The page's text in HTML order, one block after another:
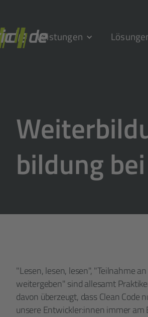
Leistungen
bildung
"Lesen, lesen, lesen", "Teilnahme
weiter­geben" sind allesamt
davon überzeugt, dass Clean
unsere Entwickler:innen immer am